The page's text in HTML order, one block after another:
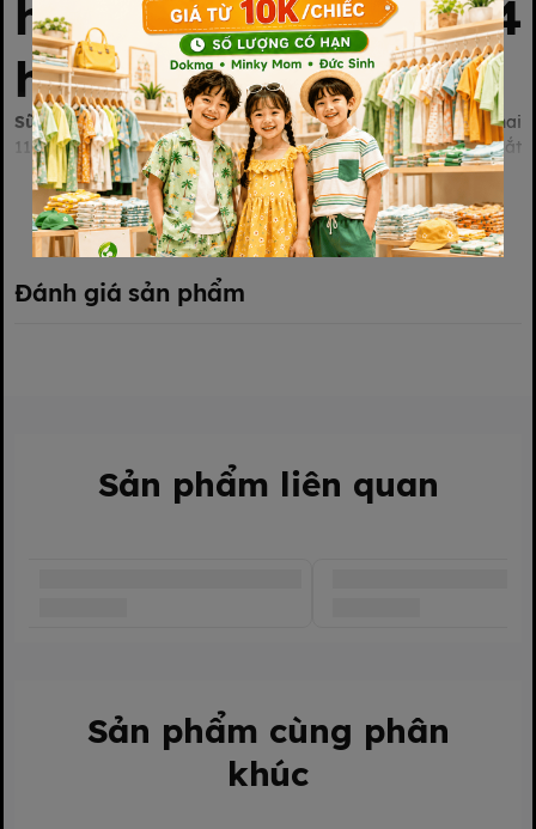
hương cam lốc 4
hộp 110ml
Sữa chua uống cho béVinamilk SuSu IQ hương cam chai
110ml – công thức đột phá Vitamin A mang đến cho bé đôi mắt
sáng tinh anh, ngoài ra còn có Vitamin B6, B12 và chất xơ hòa
tan giúp bé khỏe mạnh.
Thành phần
Công dụng - Tính năng đặc điểm nội bật: công thức đột phá
Vitamin A giúp bé mắt sáng tinh anh, ngoài ra còn có Vitamin
Xem thêm
Đánh giá sản phẩm
Sản phẩm liên quan
Sản phẩm cùng phân
khúc